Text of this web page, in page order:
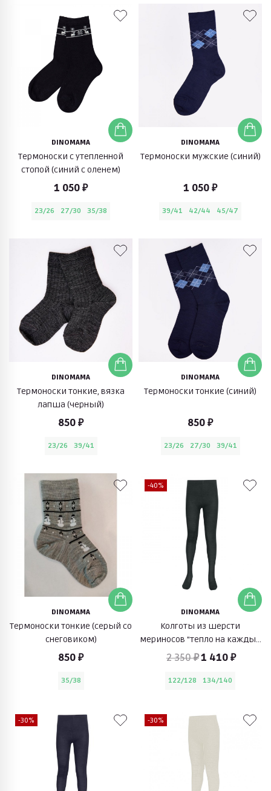
DINOMAMA
Термоноски с утепленной
стопой (синий с оленем)
1 050 ₽
23/26 27/30 35/38
DINOMAMA
Термоноски мужские (синий)
1 050 ₽
39/41 42/44 45/47
DINOMAMA
Термоноски тонкие, вязка
лапша (черный)
850 ₽
23/26 39/41
DINOMAMA
Термоноски тонкие (синий)
850 ₽
23/26 27/30 39/41
DINOMAMA
Термоноски тонкие (серый со
снеговиком)
850 ₽
35/38
-40%
DINOMAMA
Колготы из шерсти
мериносов "тепло на каждый
день" (антрацит)
2 350 ₽1 410 ₽
122/128 134/140
-30% -30%